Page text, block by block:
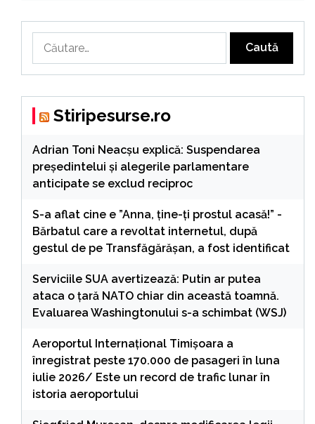
după:
Stiripesurse.ro
Adrian Toni Neacșu explică: Suspendarea
președintelui și alegerile parlamentare
anticipate se exclud reciproc
S-a aflat cine e ”Anna, ţine-ţi prostul acasă!” -
Bărbatul care a revoltat internetul, după
gestul de pe Transfăgărășan, a fost identificat
Serviciile SUA avertizează: Putin ar putea
ataca o țară NATO chiar din această toamnă.
Evaluarea Washingtonului s-a schimbat (WSJ)
Aeroportul Internaţional Timişoara a
înregistrat peste 170.000 de pasageri în luna
iulie 2026/ Este un record de trafic lunar în
istoria aeroportului